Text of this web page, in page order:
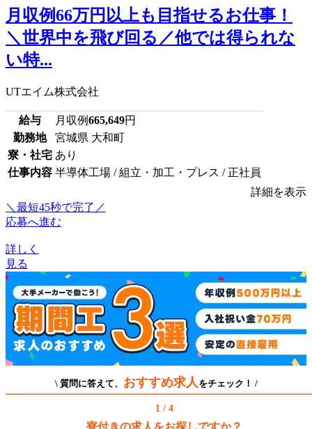
月収例66万円以上も目指せるお仕事！
＼世界中を飛び回る／他では得られな
い特...
UTエイム株式会社
給与 月収例665,649円
勤務地
宮城県 大和町
寮・社宅 あり
仕事内容 半導体工場 / 組立・加工・プレス / 正社員
詳細を表示
＼最短45秒で完了／
応募へ進む
詳しく
見る
\ 質問に答えて、 おすすめ求人 をチェック！ /
1 / 4
寮付きの求人をお探しですか？